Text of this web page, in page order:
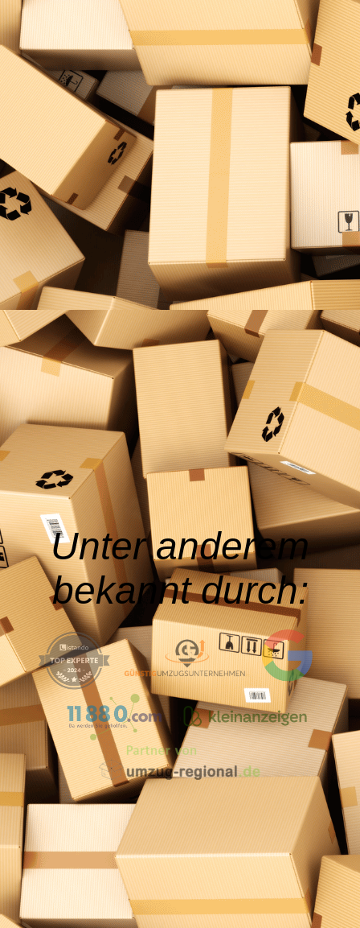
Kai S. Bewertung
Unter anderem
bekannt durch: